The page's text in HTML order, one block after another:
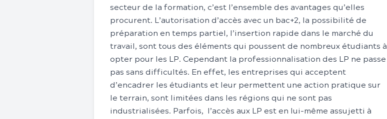
secteur de la formation, c’est l’ensemble des avantages qu’elles
procurent. L’autorisation d’accès avec un bac+2, la possibilité de
préparation en temps partiel, l’insertion rapide dans le marché du
travail, sont tous des éléments qui poussent de nombreux étudiants à
opter pour les LP. Cependant la professionnalisation des LP ne passe
pas sans difficultés. En effet, les entreprises qui acceptent
d’encadrer les étudiants et leur permettent une action pratique sur
le terrain, sont limitées dans les régions qui ne sont pas
industrialisées. Parfois, l’accès aux LP est en lui-même assujetti à